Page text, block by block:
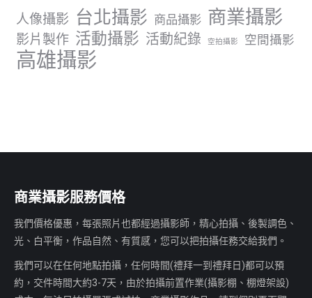
window
人像攝影 台北攝影 商品攝影 商業攝影
影片製作 活動攝影 活動紀錄 空拍攝影 空間攝影
高雄攝影
商業攝影服務價格
我們價格優惠，每張照片也都經過攝影師，精心拍攝、後製調色、
光、白平衡，作品自然、有質感，您可以把拍攝任務交給我們。
我們可以在任何地點拍攝，任何時間(禮拜一到禮拜日)都可以預
約，交件時間大約3-7天，由於拍攝前置作業(攝影棚、棚燈架設)